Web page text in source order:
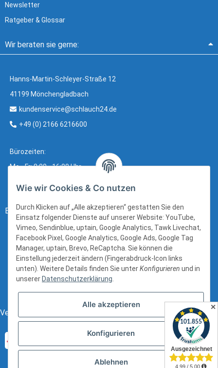
Newsletter
Ratgeber & Glossar
Wir beraten sie gerne:
Hanns-Martin-Schleyer-Straße 12
41199 Mönchengladbach
kundenservice@schlauch24.de
+49 (0) 2166 6216600
Bürozeiten:
Mo - Fr: 8:00 - 16:00 Uhr
Bezahlung:
Versand:
Wie wir Cookies & Co nutzen
Durch Klicken auf „Alle akzeptieren“ gestatten Sie den
Einsatz folgender Dienste auf unserer Website: YouTube,
Vimeo, Sendinblue, uptain, Google Analytics, Tawk Livechat,
Facebook Pixel, Google Analytics, Google Ads, Google Tag
Manager, uptain, Brevo, ReCaptcha. Sie können die
Einstellung jederzeit ändern (Fingerabdruck-Icon links
unten). Weitere Details finden Sie unterKonfigurieren und in
unserer Datenschutzerklärung.
Alle akzeptieren
Konfigurieren
Ablehnen
✕